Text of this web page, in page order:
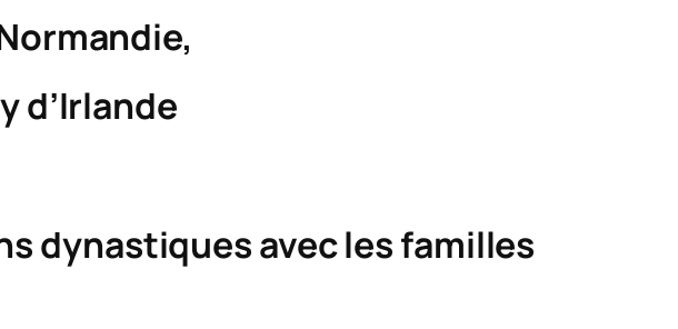
d’Irlande
dynastiques avec les familles